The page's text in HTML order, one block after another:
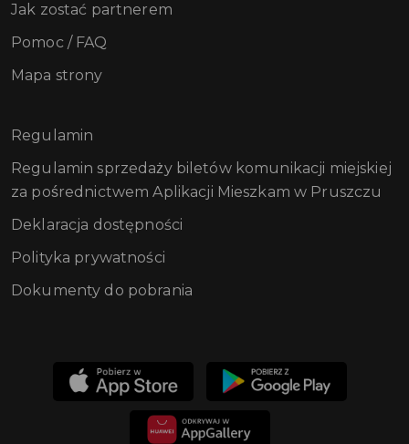
Jak zostać partnerem
Pomoc / FAQ
Mapa strony
Regulamin
Regulamin sprzedaży biletów komunikacji miejskiej
za pośrednictwem Aplikacji Mieszkam w Pruszczu
Deklaracja dostępności
Polityka prywatności
Dokumenty do pobrania